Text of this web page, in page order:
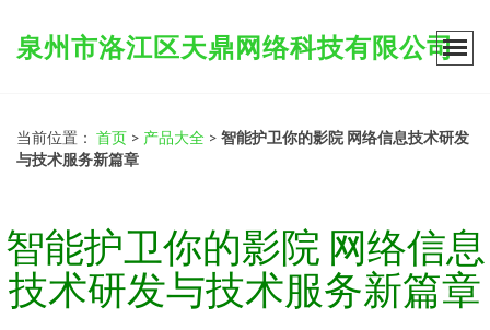
泉州市洛江区天鼎网络科技有限公司
当前位置： 首页 > 产品大全 > 智能护卫你的影院 网络信息技术研发
与技术服务新篇章
智能护卫你的影院 网络信息
技术研发与技术服务新篇章